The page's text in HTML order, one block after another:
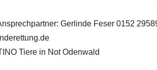
Gerlinde Feser 0152
Tiere in Not Odenwald